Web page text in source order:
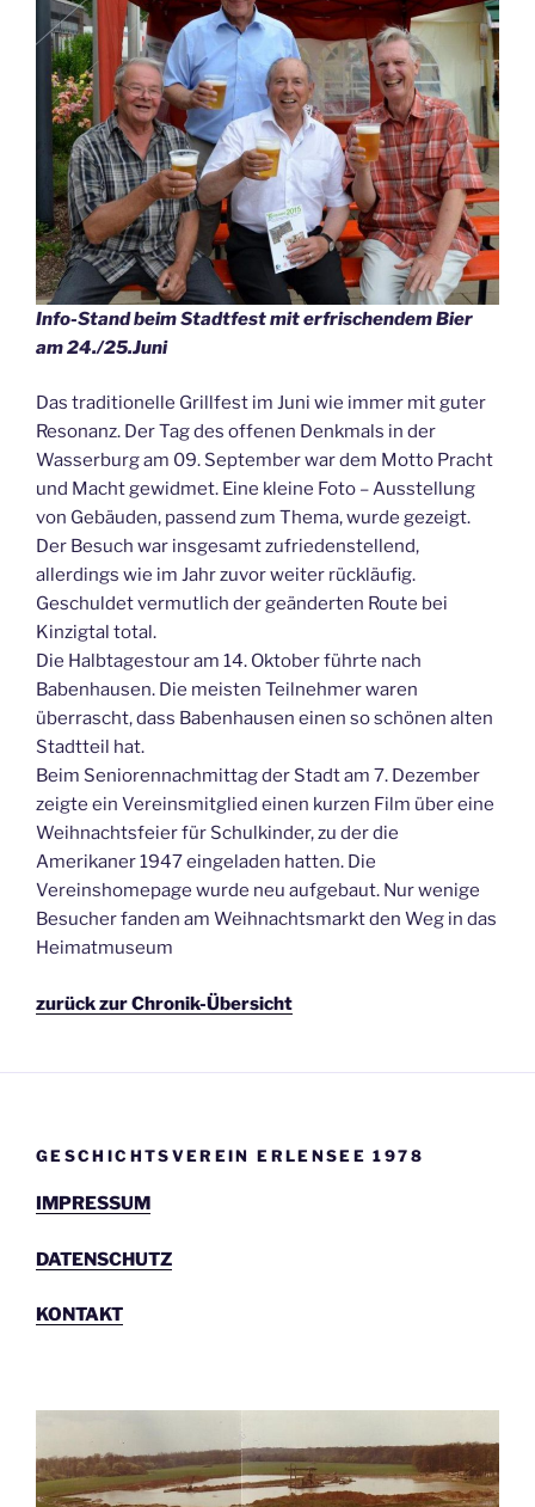
Info-Stand beim Stadtfest mit erfrischendem Bier
am 24./25.Juni
Das traditionelle Grillfest im Juni wie immer mit guter
Resonanz. Der Tag des offenen Denkmals in der
Wasserburg am 09. September war dem Motto Pracht
und Macht gewidmet. Eine kleine Foto – Ausstellung
von Gebäuden, passend zum Thema, wurde gezeigt.
Der Besuch war insgesamt zufriedenstellend,
allerdings wie im Jahr zuvor weiter rückläufig.
Geschuldet vermutlich der geänderten Route bei
Kinzigtal total.
Die Halbtagestour am 14. Oktober führte nach
Babenhausen. Die meisten Teilnehmer waren
überrascht, dass Babenhausen einen so schönen alten
Stadtteil hat.
Beim Seniorennachmittag der Stadt am 7. Dezember
zeigte ein Vereinsmitglied einen kurzen Film über eine
Weihnachtsfeier für Schulkinder, zu der die
Amerikaner 1947 eingeladen hatten. Die
Vereinshomepage wurde neu aufgebaut. Nur wenige
Besucher fanden am Weihnachtsmarkt den Weg in das
Heimatmuseum
zurück zur Chronik-Übersicht
GESCHICHTSVEREIN ERLENSEE 1978
IMPRESSUM
DATENSCHUTZ
KONTAKT